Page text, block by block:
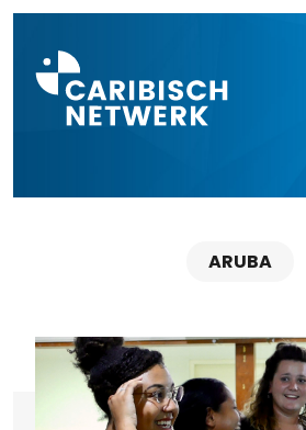
ARUBA